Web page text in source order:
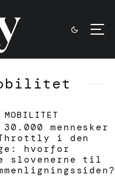
MOBILITET
mennesker
i den
hvorfor
slovenerne til